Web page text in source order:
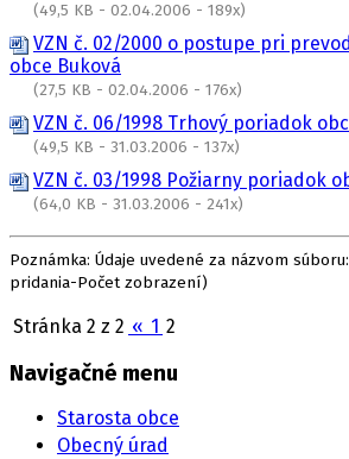
(49,5 KB - 02.04.2006 - 189x)
VZN č. 02/2000 o postupe pri
obce Buková
(27,5 KB - 02.04.2006 - 176x)
VZN č. 06/1998 Trhový poriadok
(49,5 KB - 31.03.2006 - 137x)
VZN č. 03/1998 Požiarny poriadok
(64,0 KB - 31.03.2006 - 241x)
Poznámka: Údaje uvedené za názvom
pridania-Počet zobrazení)
Stránka 2 z 2 « 1 2
Navigačné menu
Starosta obce
Obecný úrad